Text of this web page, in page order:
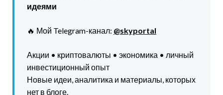
идеями
🔥 Мой Telegram-канал: @skyportal
Акции • криптовалюты • экономика • личный
инвестиционный опыт
Новые идеи, аналитика и материалы, которых
нет в блоге.